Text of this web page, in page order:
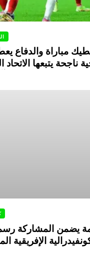
مباراة والدفاع
ناجحة يتبعها
يضمن المشاركة